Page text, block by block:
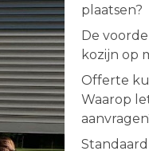
plaatsen?
De
kozijn op
Offerte
Waarop